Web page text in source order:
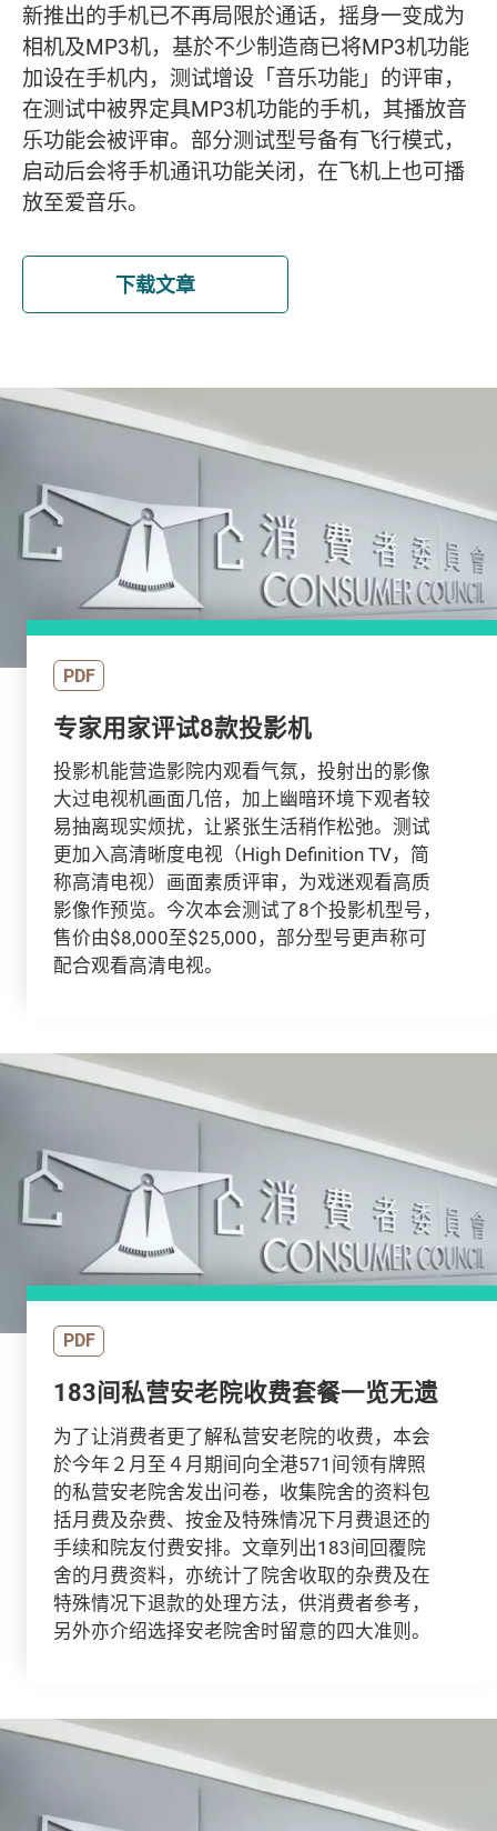
新推出的手机已不再局限於通话，摇身一变成为
相机及MP3机，基於不少制造商已将MP3机功能
加设在手机内，测试增设「音乐功能」的评审，
在测试中被界定具MP3机功能的手机，其播放音
乐功能会被评审。部分测试型号备有飞行模式，
启动后会将手机通讯功能关闭，在飞机上也可播
放至爱音乐。
下载文章
PDF
专家用家评试8款投影机
投影机能营造影院内观看气氛，投射出的影像
大过电视机画面几倍，加上幽暗环境下观者较
易抽离现实烦扰，让紧张生活稍作松弛。测试
更加入高清晰度电视（High Definition TV，简
称高清电视）画面素质评审，为戏迷观看高质
影像作预览。今次本会测试了8个投影机型号，
售价由$8,000至$25,000，部分型号更声称可
配合观看高清电视。
PDF
183间私营安老院收费套餐一览无遗
为了让消费者更了解私营安老院的收费，本会
於今年２月至４月期间向全港571间领有牌照
的私营安老院舍发出问卷，收集院舍的资料包
括月费及杂费、按金及特殊情况下月费退还的
手续和院友付费安排。文章列出183间回覆院
舍的月费资料，亦统计了院舍收取的杂费及在
特殊情况下退款的处理方法，供消费者参考，
另外亦介绍选择安老院舍时留意的四大准则。